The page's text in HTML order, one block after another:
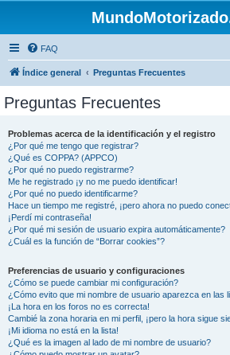
FAQ
Índice general Preguntas Frecuentes
Preguntas Frecuentes
Problemas acerca de la identificación y el registro
¿Por qué me tengo que registrar?
¿Qué es COPPA? (APPCO)
¿Por qué no puedo registrarme?
Me he registrado ¡y no me puedo identificar!
¿Por qué no puedo identificarme?
Hace un tiempo me registré, ¡pero ahora no puedo
¡Perdí mi contraseña!
¿Por qué mi sesión de usuario expira automáticamente?
¿Cuál es la función de “Borrar cookies”?
Preferencias de usuario y configuraciones
¿Cómo se puede cambiar mi configuración?
¿Cómo evito que mi nombre de usuario aparezca en las
¡La hora en los foros no es correcta!
Cambié la zona horaria en mi perfil, ¡pero la hora sigue
¡Mi idioma no está en la lista!
¿Qué es la imagen al lado de mi nombre de usuario?